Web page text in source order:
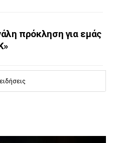
πρόκληση για εμάς
ΜακΡέι
φιλανθρωπικού